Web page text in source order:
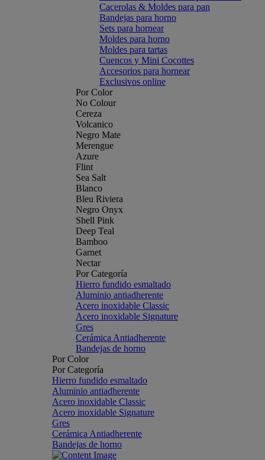
Cacerolas & Moldes para pan
Bandejas para horno
Sets para hornear
Moldes para horno
Moldes para tartas
Cuencos y Mini Cocottes
Accesorios para hornear
Exclusivos online
Por Color
No Colour
Cereza
Volcanico
Negro Mate
Merengue
Azure
Flint
Sea Salt
Blanco
Bleu Riviera
Negro Onyx
Shell Pink
Deep Teal
Bamboo
Garnet
Nectar
Por Categoría
Hierro fundido esmaltado
Aluminio antiadherente
Acero inoxidable Classic
Acero inoxidable Signature
Gres
Cerámica Antiadherente
Bandejas de horno
Por Color
Por Categoría
Hierro fundido esmaltado
Aluminio antiadherente
Acero inoxidable Classic
Acero inoxidable Signature
Gres
Cerámica Antiadherente
Bandejas de horno